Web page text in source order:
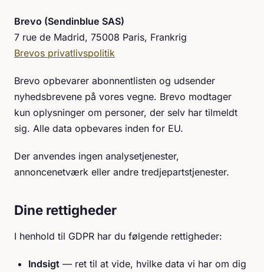
Brevo (Sendinblue SAS)
7 rue de Madrid, 75008 Paris, Frankrig
Brevos privatlivspolitik
Brevo opbevarer abonnentlisten og udsender
nyhedsbrevene på vores vegne. Brevo modtager
kun oplysninger om personer, der selv har tilmeldt
sig. Alle data opbevares inden for EU.
Der anvendes ingen analysetjenester,
annoncenetværk eller andre tredjepartstjenester.
Dine rettigheder
I henhold til GDPR har du følgende rettigheder:
Indsigt — ret til at vide, hvilke data vi har om dig